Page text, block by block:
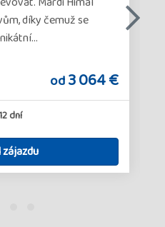
díky čemuž se
od3 064 €
dní